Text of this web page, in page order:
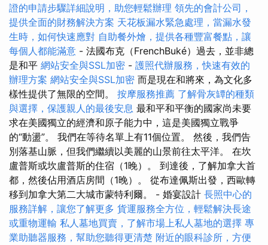
證的申請步驟詳細說明，助您輕鬆辦理 領先的會計公司，
提供全面的財務解決方案 天花板漏水緊急處理，當漏水發
生時，如何快速應對 自助餐外燴，提供各種豐富餐點，讓
每個人都能滿意 - 法國布克（FrenchBuké）過去，並非總
是和平 網站安全與SSL加密 - 護照代辦服務，快速有效的
辦理方案 網站安全與SSL加密 而是現在和將來，為文化多
樣性提供了無限的空間。 按摩服務推薦 了解骨灰罈的種類
與選擇，保護親人的最後安息 最和平和平衡的國家尚未要
求在美國獨立的經濟和原子能力中，這是美國獨立戰爭
的“動盪”。 我們在等待名單上有11個位置。 然後，我們告
別落基山脈，但我們繼續以美麗的山景前往太平洋。 在坎
盧普斯或坎盧普斯的住宿（1晚）。 到達後，了解加拿大首
都，然後佔用酒店房間（1晚）。 從布達佩斯出發，西歐轉
移到加拿大第二大城市蒙特利爾。 - 婚宴設計 長照中心的
服務詳解，讓您了解更多 貨運服務全方位，輕鬆解決長途
或重物運輸 私人墓地買賣，了解市場上私人墓地的選擇 專
業助聽器服務，幫助您聽得更清楚 附近的眼科診所，方便